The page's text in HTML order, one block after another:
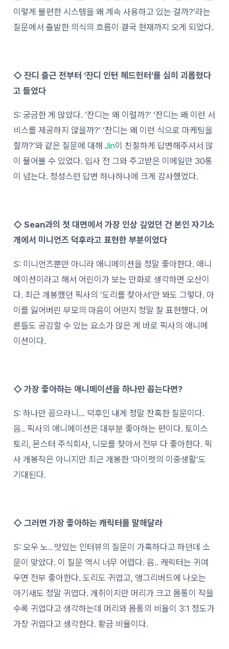
이렇게 불편한 시스템을 왜 계속 사용하고 있는 걸까?’라는
질문에서 출발한 의식의 흐름이 결국 현재까지 오게 되었다.
◇ 잔디 출근 전부터 ‘잔디 인턴 헤드헌터’를 심히 괴롭혔다
고 들었다
S: 궁금한 게 많았다. ‘잔디는 왜 이럴까?’ ‘잔디는 왜 이런 서
비스를 제공하지 않을까?’ ‘잔디는 왜 이런 식으로 마케팅을
할까?’와 같은 질문에 대해Jin이 친절하게 답변해주셔서 많
이 물어볼 수 있었다. 입사 전 그와 주고받은 이메일만 30통
이 넘는다. 정성스런 답변 하나하나에 크게 감사했었다.
◇ Sean과의 첫 대면에서 가장 인상 깊었던 건 본인 자기소
개에서 미니언즈 덕후라고 표현한 부분이었다
S: 미니언즈뿐만 아니라 애니메이션을 정말 좋아한다. 애니
메이션이라고 해서 어린이가 보는 만화로 생각하면 오산이
다. 최근 개봉했던 픽사의 ‘도리를 찾아서’만 봐도 그렇다. 아
이를 잃어버린 부모의 마음이 어떤지 정말 잘 표현했다. 어
른들도 공감할 수 있는 요소가 많은 게 바로 픽사의 애니메
이션이다.
◇ 가장 좋아하는 애니메이션을 하나만 꼽는다면?
S: 하나만 꼽으라니… 덕후인 내게 정말 잔혹한 질문이다.
음.. 픽사의 애니메이션은 대부분 좋아하는 편이다. 토이스
토리, 몬스터 주식회사, 니모를 찾아서 전부 다 좋아한다. 픽
사 개봉작은 아니지만 최근 개봉한 ‘마이펫의 이중생활’도
기대된다.
◇ 그러면 가장 좋아하는 캐릭터를 말해달라
S: 오우 노.. 맛있는 인터뷰의 질문이 가혹하다고 하던데 소
문이 맞았다. 이 질문 역시 너무 어렵다. 음.. 캐릭터는 귀여
우면 전부 좋아한다. 도리도 귀엽고, 앵그리버드에 나오는
아기새도 정말 귀엽다. 개취이지만 머리가 크고 몸통이 작을
수록 귀엽다고 생각하는데 머리와 몸통의 비율이 3:1 정도가
가장 귀엽다고 생각한다. 황금 비율이다.